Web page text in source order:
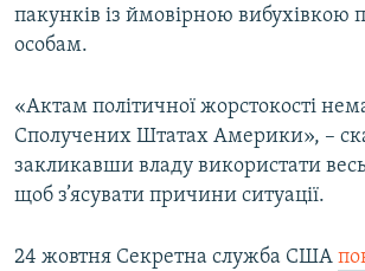
пакунків із ймовірною вибухівкою
особам.
«Актам політичної жорстокості
Сполучених Штатах Америки», –
закликавши владу використати
щоб з’ясувати причини ситуації.
24 жовтня Секретна служба США